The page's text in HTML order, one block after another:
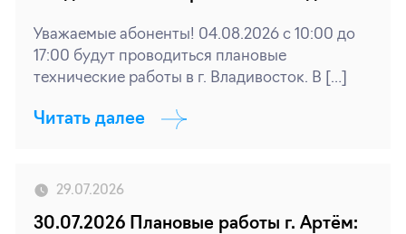
Уважаемые абоненты! 04.08.2026 с 10:00 до
17:00 будут проводиться плановые
технические работы в г. Владивосток. В […]
Читать далее
29.07.2026
30.07.2026 Плановые работы г. Артём: